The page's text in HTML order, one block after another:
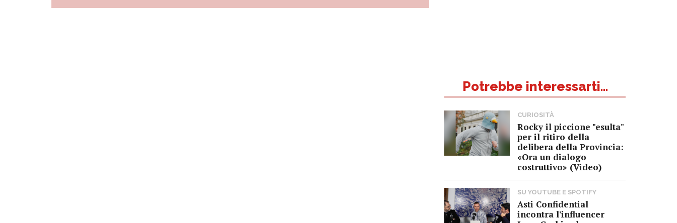
Potrebbe interessarti...
CURIOSITÀ
Rocky il piccione "esulta"
per il ritiro della
delibera della Provincia:
«Ora un dialogo
costruttivo» (Video)
SU YOUTUBE E SPOTIFY
Asti Confidential
incontra l'influencer